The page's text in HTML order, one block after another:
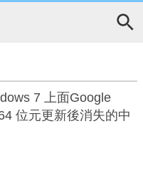
7 上面Google
位元更新後消失的中